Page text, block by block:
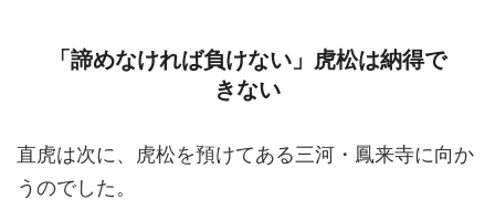
「諦めなければ負けない」虎松は納得で
きない
直虎は次に、虎松を預けてある三河・鳳来寺に向か
うのでした。